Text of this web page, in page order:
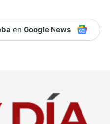
en Google News